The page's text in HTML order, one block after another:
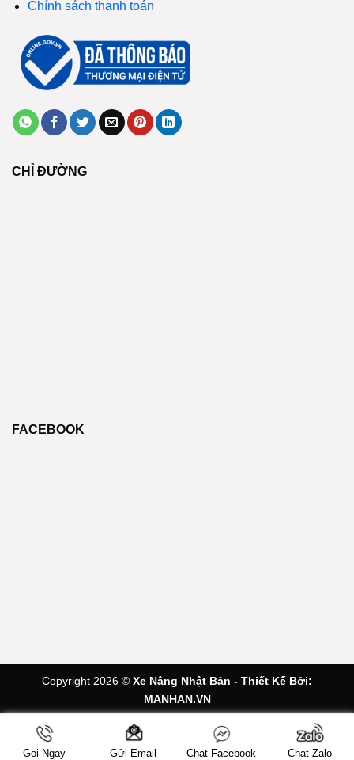
Chính sách thanh toán
CHỈ ĐƯỜNG
FACEBOOK
Copyright 2026 © Xe Nâng Nhật Bản - Thiết Kế Bởi:
MANHAN.VN
Gọi Ngay Gửi Email Chat Facebook Chat Zalo